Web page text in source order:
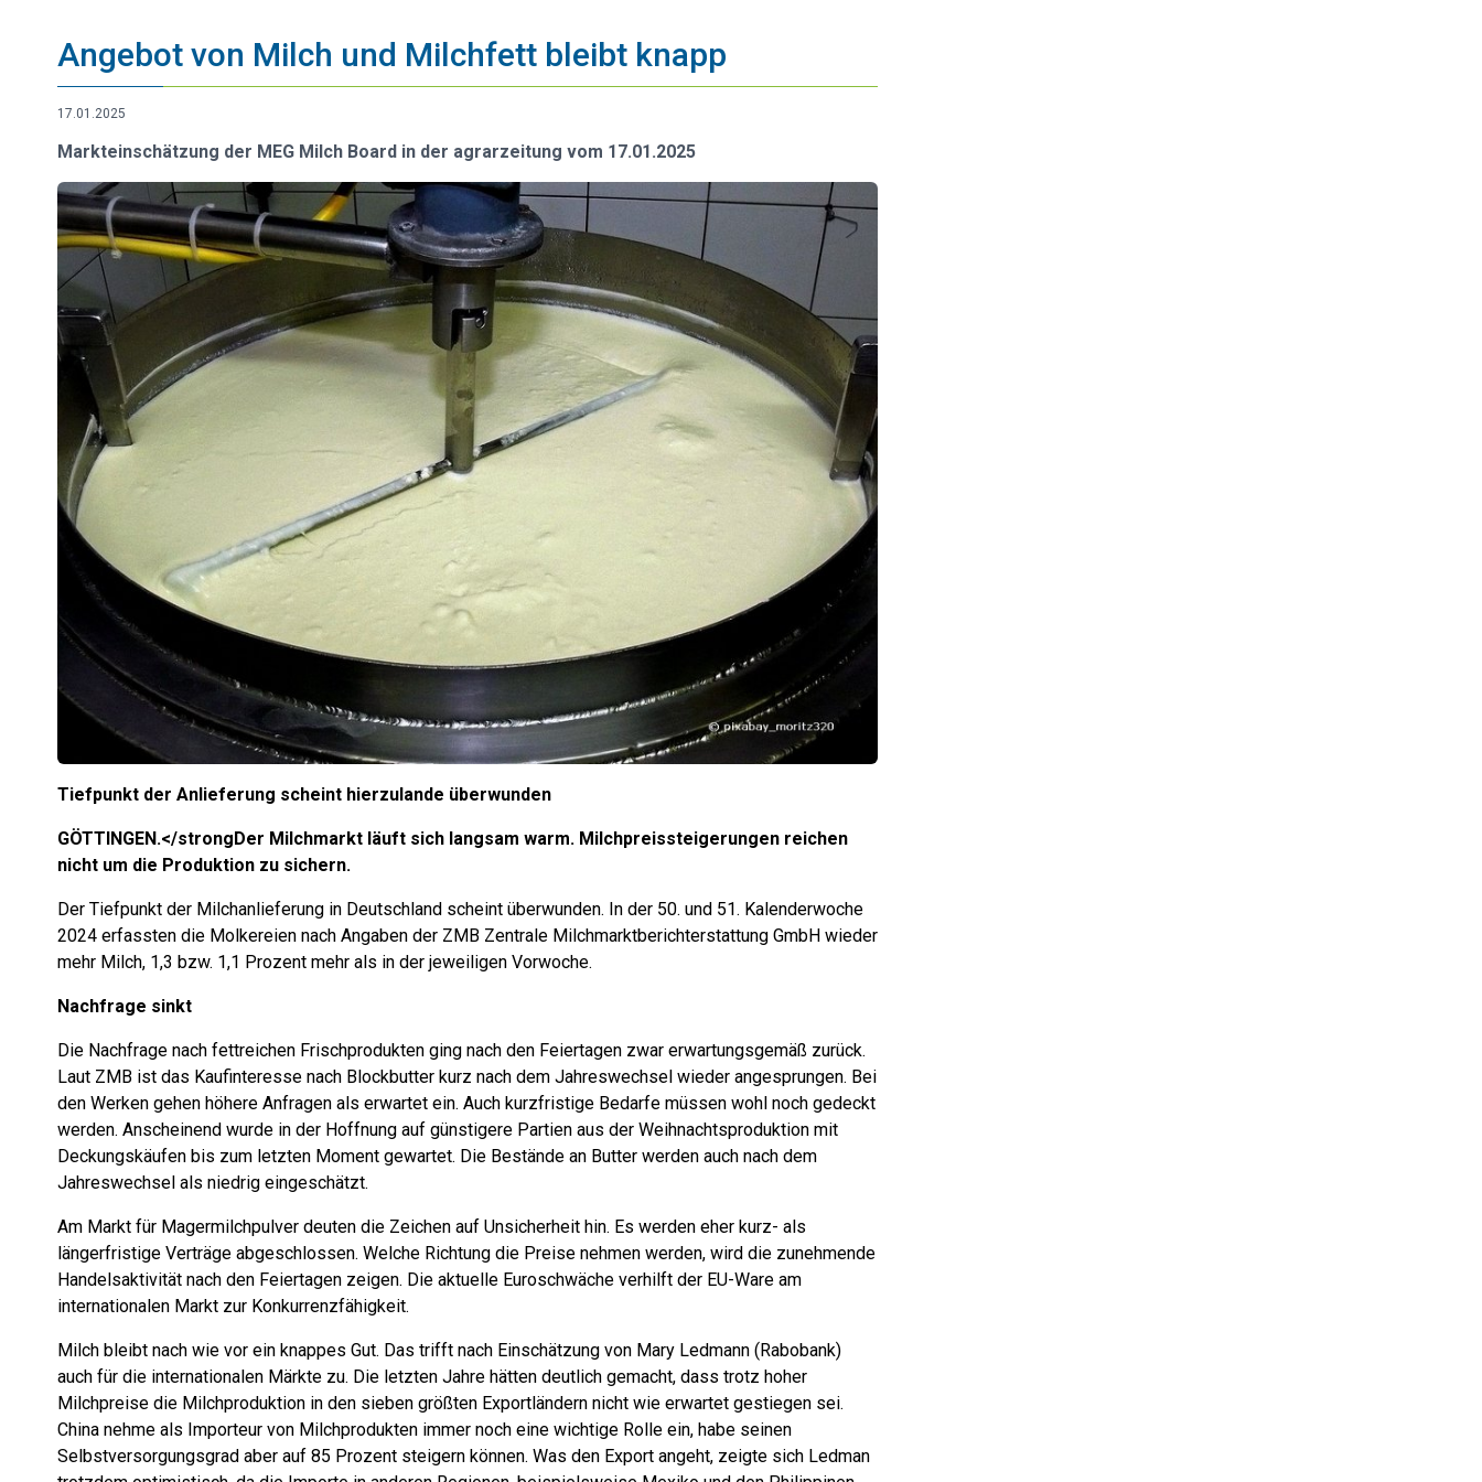
Angebot von Milch und Milchfett bleibt knapp
17.01.2025
Markteinschätzung der MEG Milch Board in der agrarzeitung vom 17.01.2025
Tiefpunkt der Anlieferung scheint hierzulande überwunden
GÖTTINGEN.</strongDer Milchmarkt läuft sich langsam warm. Milchpreissteigerungen reichen
nicht um die Produktion zu sichern.
Der Tiefpunkt der Milchanlieferung in Deutschland scheint überwunden. In der 50. und 51. Kalenderwoche
2024 erfassten die Molkereien nach Angaben der ZMB Zentrale Milchmarktberichterstattung GmbH wieder
mehr Milch, 1,3 bzw. 1,1 Prozent mehr als in der jeweiligen Vorwoche.
Nachfrage sinkt
Die Nachfrage nach fettreichen Frischprodukten ging nach den Feiertagen zwar erwartungsgemäß zurück.
Laut ZMB ist das Kaufinteresse nach Blockbutter kurz nach dem Jahreswechsel wieder angesprungen. Bei
den Werken gehen höhere Anfragen als erwartet ein. Auch kurzfristige Bedarfe müssen wohl noch gedeckt
werden. Anscheinend wurde in der Hoffnung auf günstigere Partien aus der Weihnachtsproduktion mit
Deckungskäufen bis zum letzten Moment gewartet. Die Bestände an Butter werden auch nach dem
Jahreswechsel als niedrig eingeschätzt.
Am Markt für Magermilchpulver deuten die Zeichen auf Unsicherheit hin. Es werden eher kurz- als
längerfristige Verträge abgeschlossen. Welche Richtung die Preise nehmen werden, wird die zunehmende
Handelsaktivität nach den Feiertagen zeigen. Die aktuelle Euroschwäche verhilft der EU-Ware am
internationalen Markt zur Konkurrenzfähigkeit.
Milch bleibt nach wie vor ein knappes Gut. Das trifft nach Einschätzung von Mary Ledmann (Rabobank)
auch für die internationalen Märkte zu. Die letzten Jahre hätten deutlich gemacht, dass trotz hoher
Milchpreise die Milchproduktion in den sieben größten Exportländern nicht wie erwartet gestiegen sei.
China nehme als Importeur von Milchprodukten immer noch eine wichtige Rolle ein, habe seinen
Selbstversorgungsgrad aber auf 85 Prozent steigern können. Was den Export angeht, zeigte sich Ledman